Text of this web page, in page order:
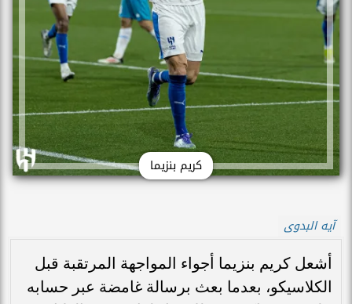
كريم بنزيما
آيه البدوى
أشعل كريم بنزيما أجواء المواجهة المرتقبة قبل
الكلاسيكو، بعدما بعث برسالة غامضة عبر حسابه